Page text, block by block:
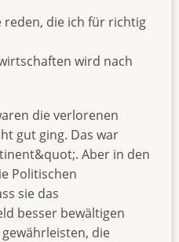
reden, die ich für richtig
wird nach
die verlorenen
gut ging. Das war
Aber in den
Politischen
sie das
besser bewältigen
die